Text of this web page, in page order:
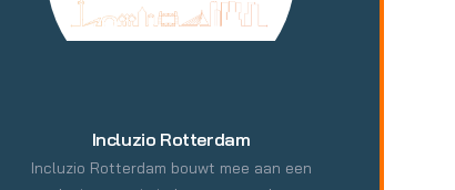
Incluzio Rotterdam
Incluzio Rotterdam bouwt mee aan een